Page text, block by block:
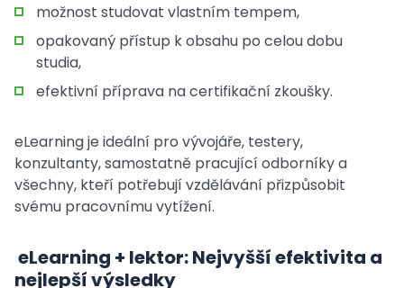
možnost studovat vlastním tempem,
opakovaný přístup k obsahu po celou dobu
studia,
efektivní příprava na certifikační zkoušky.
eLearning je ideální pro vývojáře, testery,
konzultanty, samostatně pracující odborníky a
všechny, kteří potřebují vzdělávání přizpůsobit
svému pracovnímu vytížení.
eLearning + lektor: Nejvyšší efektivita a
nejlepší výsledky